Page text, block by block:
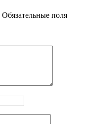
Обязательные поля